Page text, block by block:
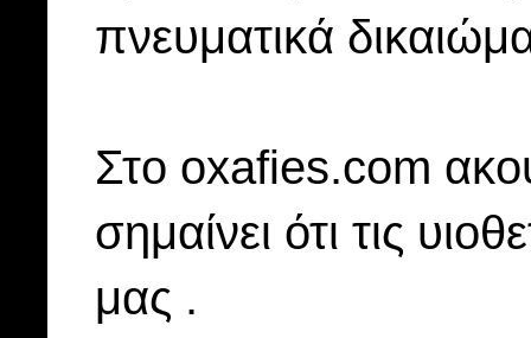
πνευματικά
Στo oxafies.com
σημαίνει ότι τις
μας .